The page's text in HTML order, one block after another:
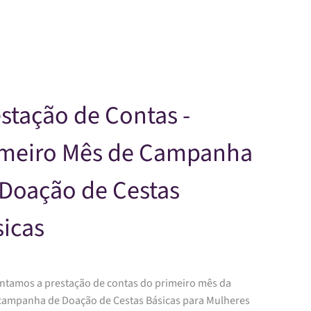
de Contas -
Mês de Campanha
de Cestas
a prestação de contas do primeiro mês da
de Doação de Cestas Básicas para Mulheres